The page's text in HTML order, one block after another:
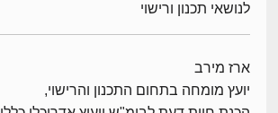
לנושאי תכנון ורישוי
ארז מירב
יועץ מומחה בתחום התכנון והרישוי,